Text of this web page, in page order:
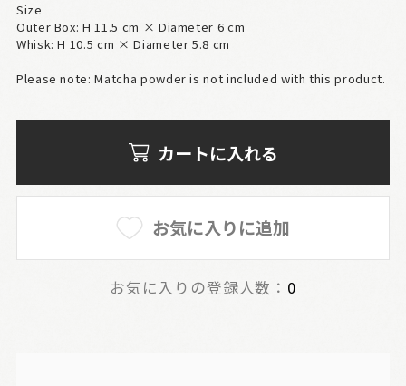
Size
Outer Box: H 11.5 cm × Diameter 6 cm
Whisk: H 10.5 cm × Diameter 5.8 cm
Please note: Matcha powder is not included with this product.
カートに入れる
お気に入りに追加
お気に入りの登録人数： 0